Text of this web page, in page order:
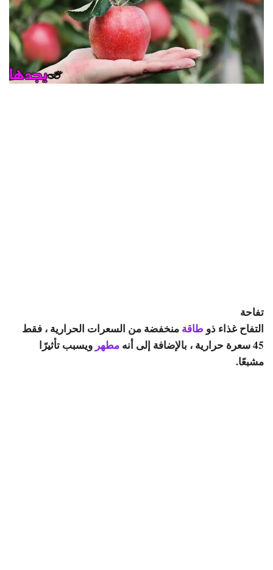
تفاحة
التفاح غذاء ذو ​​ طاقة منخفضة من السعرات الحرارية ، فقط
45 سعرة حرارية ، بالإضافة إلى أنه
مطهر ويسبب تأثيرًا
مشبعًا.